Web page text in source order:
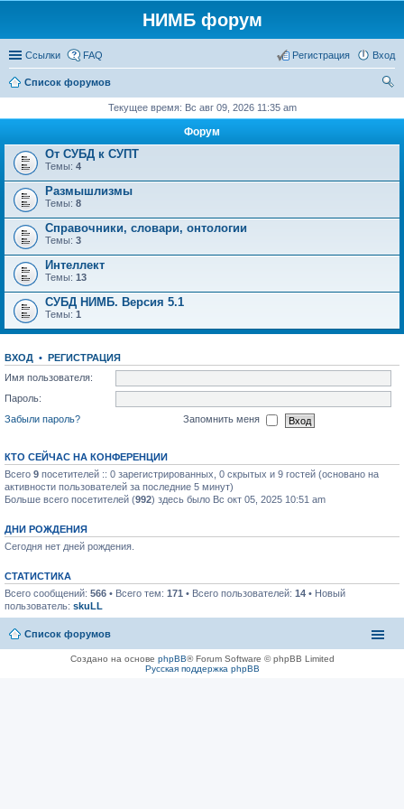
НИМБ форум
Ссылки FAQ Вход
Регистрация
Список форумов
Текущее время: Вс авг 09, 2026 11:35 am
Форум
От СУБД к СУПТ
Темы: 4
Размышлизмы
Темы: 8
Справочники, словари, онтологии
Темы: 3
Интеллект
Темы: 13
СУБД НИМБ. Версия 5.1
Темы: 1
ВХОД • РЕГИСТРАЦИЯ
Имя пользователя:
Пароль:
Забыли пароль?
Запомнить меня
КТО СЕЙЧАС НА КОНФЕРЕНЦИИ
Всего 9 посетителей :: 0 зарегистрированных, 0 скрытых и 9 гостей (основано на
активности пользователей за последние 5 минут)
Больше всего посетителей (992) здесь было Вс окт 05, 2025 10:51 am
ДНИ РОЖДЕНИЯ
Сегодня нет дней рождения.
СТАТИСТИКА
Всего сообщений: 566 • Всего тем: 171 • Всего пользователей: 14 • Новый
пользователь: skuLL
Список форумов
Создано на основе phpBB® Forum Software © phpBB Limited
Русская поддержка phpBB